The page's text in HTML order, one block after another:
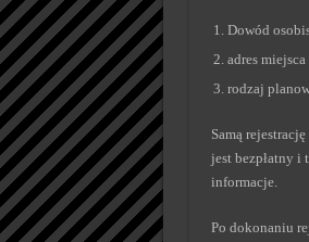
Dowód
adres
rodzaj
Samą
jest bezpłatny i
informacje.
Po dokonaniu